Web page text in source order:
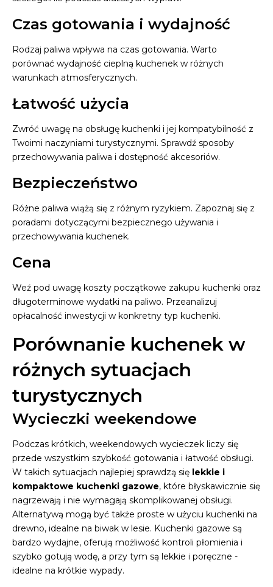
Czas gotowania i wydajność
Rodzaj paliwa wpływa na czas gotowania. Warto
porównać wydajność cieplną kuchenek w różnych
warunkach atmosferycznych.
Łatwość użycia
Zwróć uwagę na obsługę kuchenki i jej kompatybilność z
Twoimi naczyniami turystycznymi. Sprawdź sposoby
przechowywania paliwa i dostępność akcesoriów.
Bezpieczeństwo
Różne paliwa wiążą się z różnym ryzykiem. Zapoznaj się z
poradami dotyczącymi bezpiecznego używania i
przechowywania kuchenek.
Cena
Weź pod uwagę koszty początkowe zakupu kuchenki oraz
długoterminowe wydatki na paliwo. Przeanalizuj
opłacalność inwestycji w konkretny typ kuchenki.
Porównanie kuchenek w
różnych sytuacjach
turystycznych
Wycieczki weekendowe
Podczas krótkich, weekendowych wycieczek liczy się
przede wszystkim szybkość gotowania i łatwość obsługi.
W takich sytuacjach najlepiej sprawdzą się lekkie i
kompaktowe kuchenki gazowe, które błyskawicznie się
nagrzewają i nie wymagają skomplikowanej obsługi.
Alternatywą mogą być także proste w użyciu kuchenki na
drewno, idealne na biwak w lesie. Kuchenki gazowe są
bardzo wydajne, oferują możliwość kontroli płomienia i
szybko gotują wodę, a przy tym są lekkie i poręczne -
idealne na krótkie wypady.